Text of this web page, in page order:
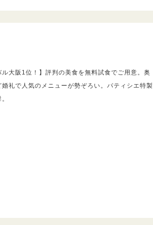
ル大阪1位！】評判の美食を無料試食でご用意。奥
礼で人気のメニューが勢ぞろい。パティシエ特製